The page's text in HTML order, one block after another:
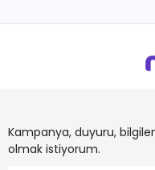
Kampanya, duyuru,
olmak istiyorum.